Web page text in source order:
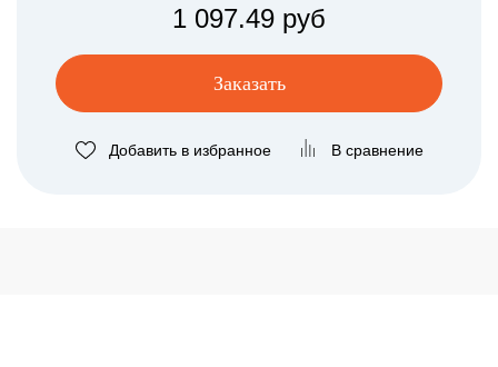
1 097.49 руб
Заказать
Добавить в избранное В сравнение